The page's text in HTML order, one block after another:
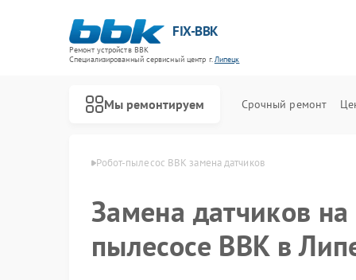
FIX-BBK
Ремонт устройств BBK
Специализированный cервисный центр г.Липецк
Мы ремонтируем Срочный ремонт
Робот-пылесос BBK замена датчиков
Замена датчиков на
пылесосе BBK в